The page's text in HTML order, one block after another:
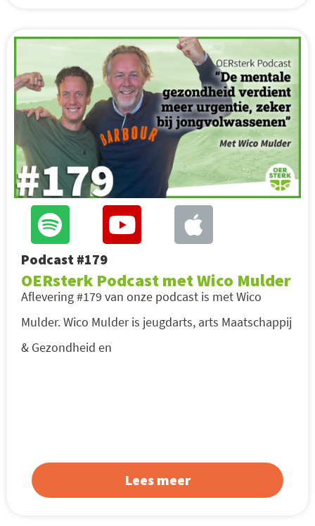
Podcast #179
OERsterk Podcast met Wico Mulder
Aflevering #179 van onze podcast is met Wico
Mulder. Wico Mulder is jeugdarts, arts Maatschappij
& Gezondheid en
Lees meer